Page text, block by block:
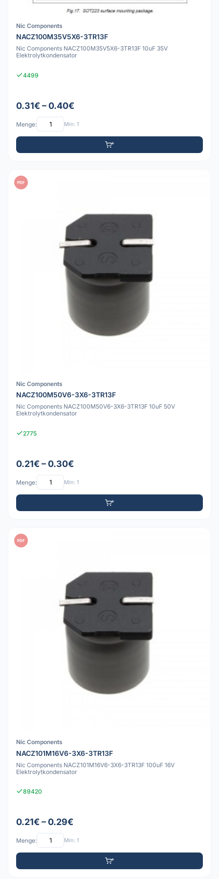
Nic Components
NACZ100M35V5X6-3TR13F
Nic Components NACZ100M35V5X6-3TR13F 10uF 35V
Elektrolytkondensator
4499
0.31€ – 0.40€
Menge: Min: 1
PDF
Nic Components
NACZ100M50V6-3X6-3TR13F
Nic Components NACZ100M50V6-3X6-3TR13F 10uF 50V
Elektrolytkondensator
2775
0.21€ – 0.30€
Menge: Min: 1
PDF
Nic Components
NACZ101M16V6-3X6-3TR13F
Nic Components NACZ101M16V6-3X6-3TR13F 100uF 16V
Elektrolytkondensator
89420
0.21€ – 0.29€
Menge: Min: 1